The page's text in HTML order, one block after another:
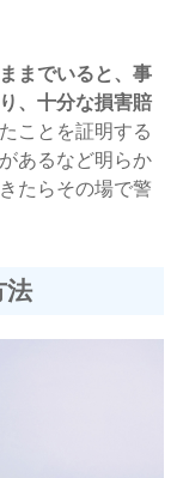
までいると、事
、十分な損害賠
ことを証明する
あるなど明らか
たらその場で警
法